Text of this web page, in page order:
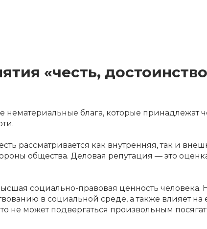
«честь,
нематериальные блага, которые принадлежат
рассматривается как внутренняя, так и
общества. Деловая репутация — это
социально-правовая ценность человека.
в социальной среде, а также влияет на
не может подвергаться произвольным